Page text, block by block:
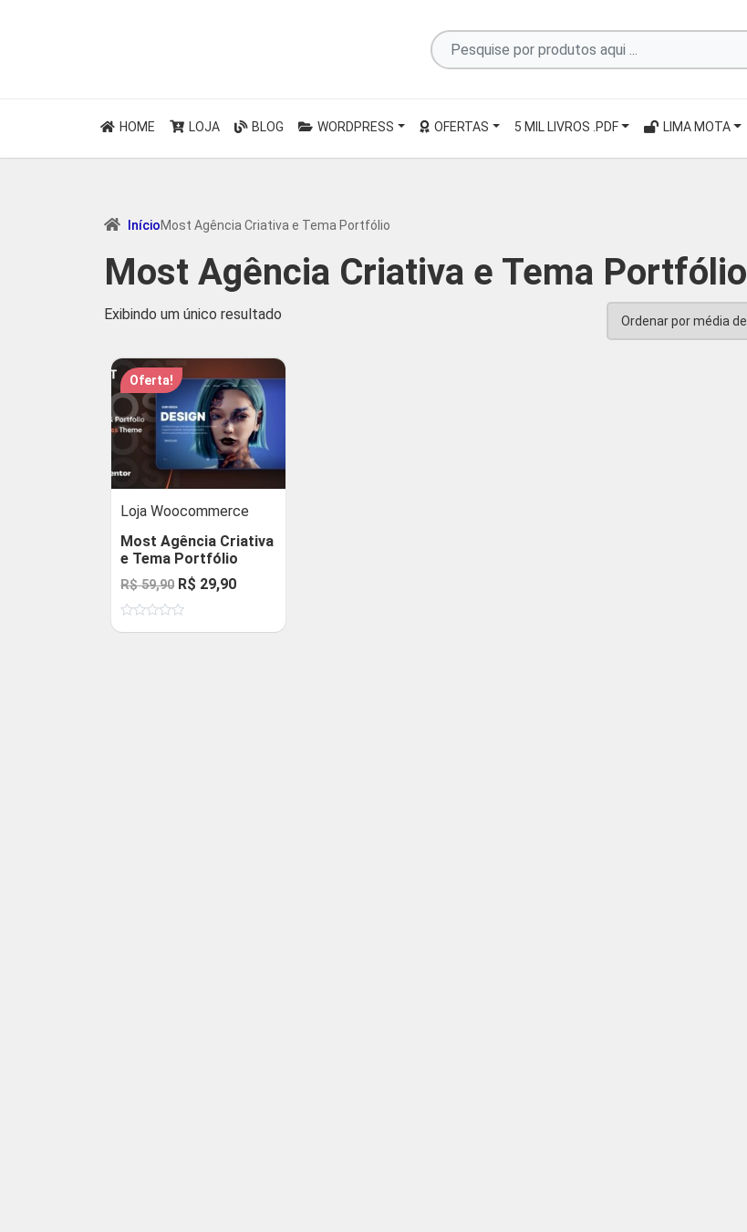
Pesquise
por
HOME LOJA BLOG WORDPRESS OFERTAS 5 MIL LIVROS .PDF LIMA MOTA
InícioMost Agência Criativa e Tema Portfólio
Most Agência Criativa e Tema Portfólio
Exibindo um único resultado
Oferta!
Loja Woocommerce
Most Agência Criativa
e Tema Portfólio
R$59,90 O
preço
original
R$ 29,90O
atual